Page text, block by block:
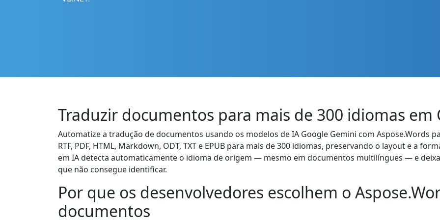
Traduzir documentos para mais de 300 idiomas em
Automatize a tradução de documentos usando os modelos de IA Google Gemini com Aspose.Words
RTF, PDF, HTML, Markdown, ODT, TXT e EPUB para mais de 300 idiomas, preservando o layout e a
em IA detecta automaticamente o idioma de origem — mesmo em documentos multilíngues — e
que não consegue identificar.
Por que os desenvolvedores escolhem o
documentos